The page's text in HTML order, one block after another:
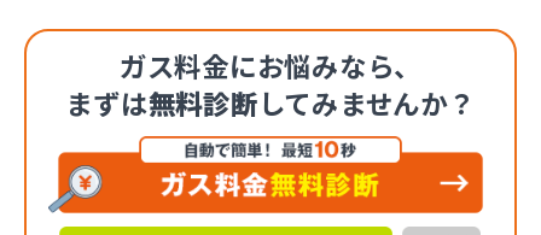
ガス料金にお悩みなら、
まずは無料診断してみませんか？